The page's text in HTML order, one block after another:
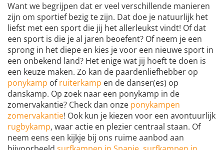
Want we begrijpen dat er veel verschillende manieren
zijn om sportief bezig te zijn. Dat doe je natuurlijk het
liefst met een sport die jij het allerleukst vindt! Of dat
een sport is die je al jaren beoefent? Of neem je een
sprong in het diepe en kies je voor een nieuwe sport in
een onbekend land? Het enige wat jij hoeft te doen is
een keuze maken. Zo kan de paardenliefhebber op
ponykamp ofruiterkamp en de danser(es) op
danskamp. Op zoek naar een ponykamp in de
zomervakantie? Check dan onze ponykampen
zomervakantie! Ook kun je kiezen voor een avontuurlijk
rugbykamp, waar actie en plezier centraal staan. Of
neem eens een kijkje bij ons ruime aanbod aan